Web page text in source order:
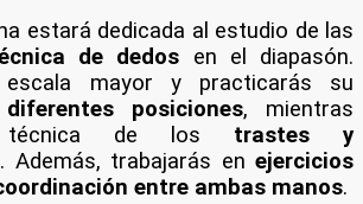
estará dedicada al estudio de las
de dedos en el diapasón.
escala mayor y practicarás su
posiciones, mientras
técnica de los trastes y
. Además, trabajarás en ejercicios
entre ambas manos.